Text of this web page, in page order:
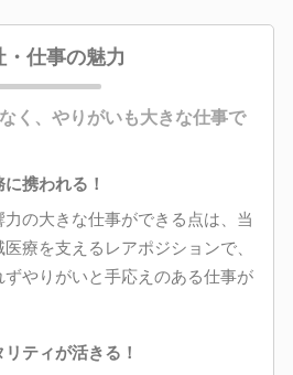
・仕事の魅力
く、やりがいも大きな仕事で
携われる！
の大きな仕事ができる点は、当
療を支えるレアポジションで、
やりがいと手応えのある仕事が
ティが活きる！